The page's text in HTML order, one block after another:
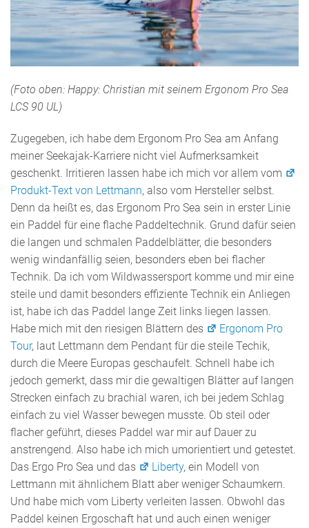
(Foto oben: Happy: Christian mit seinem Ergonom Pro Sea
LCS 90 UL)
Zugegeben, ich habe dem Ergonom Pro Sea am Anfang
meiner Seekajak-Karriere nicht viel Aufmerksamkeit
geschenkt. Irritieren lassen habe ich mich vor allem vom
Produkt-Text von Lettmann, also vom Hersteller selbst.
Denn da heißt es, das Ergonom Pro Sea sein in erster Linie
ein Paddel für eine flache Paddeltechnik. Grund dafür seien
die langen und schmalen Paddelblätter, die besonders
wenig windanfällig seien, besonders eben bei flacher
Technik. Da ich vom Wildwassersport komme und mir eine
steile und damit besonders effiziente Technik ein Anliegen
ist, habe ich das Paddel lange Zeit links liegen lassen.
Habe mich mit den riesigen Blättern des
Ergonom Pro
Tour, laut Lettmann dem Pendant für die steile Techik,
durch die Meere Europas geschaufelt. Schnell habe ich
jedoch gemerkt, dass mir die gewaltigen Blätter auf langen
Strecken einfach zu brachial waren, ich bei jedem Schlag
einfach zu viel Wasser bewegen musste. Ob steil oder
flacher geführt, dieses Paddel war mir auf Dauer zu
anstrengend. Also habe ich mich umorientiert und getestet.
Das Ergo Pro Sea und das
Liberty, ein Modell von
Lettmann mit ähnlichem Blatt aber weniger Schaumkern.
Und habe mich vom Liberty verleiten lassen. Obwohl das
Paddel keinen Ergoschaft hat und auch einen weniger